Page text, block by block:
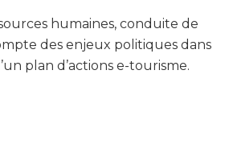
humaines, conduite de
des enjeux politiques dans
plan d’actions e-tourisme.